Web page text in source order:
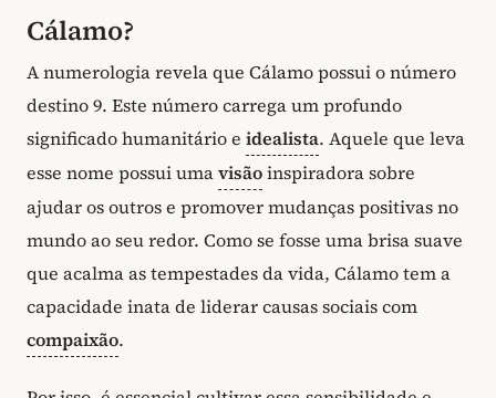
Cálamo?
A numerologia revela que Cálamo possui o número
destino 9. Este número carrega um profundo
significado humanitário e idealista. Aquele que leva
esse nome possui umavisãoinspiradora sobre
ajudar os outros e promover mudanças positivas no
mundo ao seu redor. Como se fosse uma brisa suave
que acalma as tempestades da vida, Cálamo tem a
capacidade inata de liderar causas sociais com
compaixão.